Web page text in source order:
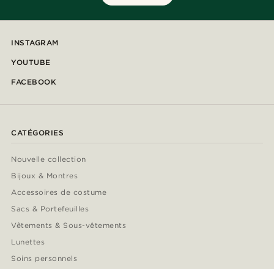
INSTAGRAM
YOUTUBE
FACEBOOK
CATÉGORIES
Nouvelle collection
Bijoux & Montres
Accessoires de costume
Sacs & Portefeuilles
Vêtements & Sous-vêtements
Lunettes
Soins personnels